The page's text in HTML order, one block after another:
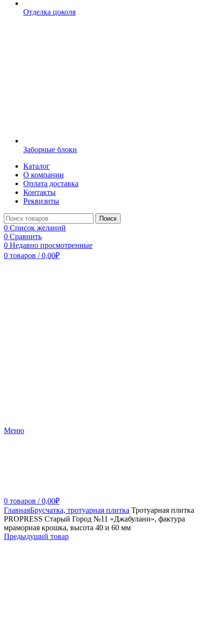
Отделка цоколя
Заборные блоки
Каталог
О компании
Оплата доставка
Контакты
Реквизиты
Поиск
0 Список желаний
0 Сравнить
0 Недавно просмотренные
0 товаров / 0,00₽
Меню
0 товаров / 0,00₽
ГлавнаяБрусчатка, тротуарная плитка Тротуарная плитка
PROPRESS Старый Город №11 «Джабулани», фактура
мраморная крошка, высота 40 и 60 мм
Предыдущий товар